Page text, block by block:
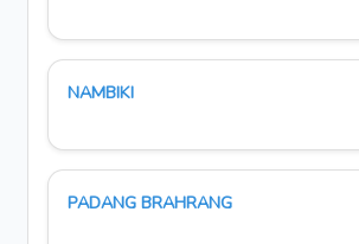
NAMBIKI
PADANG BRAHRANG